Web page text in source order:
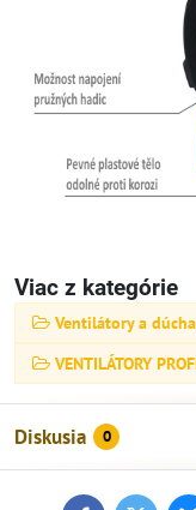
Viac z kategórie
Ventilátory a
VENTILÁTORY
Diskusia 0